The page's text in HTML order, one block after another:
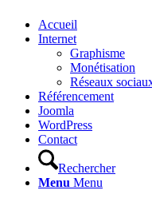
Accueil
Internet
Graphisme
Monétisation
Réseaux
Référencement
Joomla
WordPress
Contact
Rechercher
Menu Menu